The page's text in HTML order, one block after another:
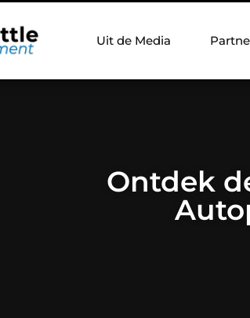
Uit de Media
Ontdek